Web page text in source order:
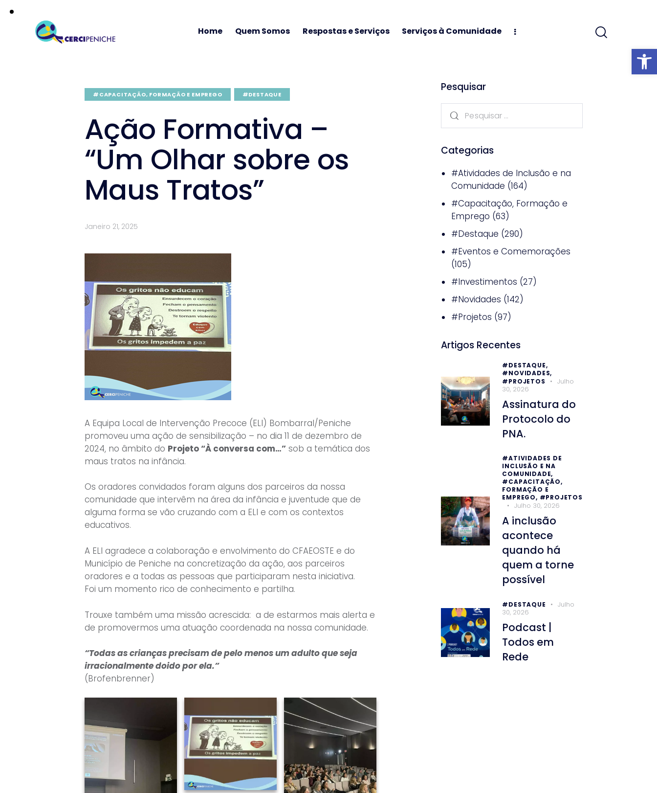
Abrir barra
Home Quem Somos Respostas e Serviços Serviços à Comunidade
#CAPACITAÇÃO, FORMAÇÃO E EMPREGO #DESTAQUE
Ação Formativa –
“Um Olhar sobre os
Maus Tratos”
Janeiro 21, 2025
A Equipa Local de Intervenção Precoce (ELI) Bombarral/Peniche
promoveu uma ação de sensibilização – no dia 11 de dezembro de
2024, no âmbito do Projeto “À conversa com…” sob a temática dos
maus tratos na infância.
Os oradores convidados foram alguns dos parceiros da nossa
comunidade que intervêm na área da infância e juventude que de
alguma forma se vão cruzando com a ELI e com os contextos
educativos.
A ELI agradece a colaboração e envolvimento do CFAEOSTE e do
Município de Peniche na concretização da ação, aos parceiros
oradores e a todas as pessoas que participaram nesta iniciativa.
Foi um momento rico de conhecimento e partilha.
Trouxe também uma missão acrescida: a de estarmos mais alerta e
de promovermos uma atuação coordenada na nossa comunidade.
“Todas as crianças precisam de pelo menos um adulto que seja
irracionalmente doido por ela.”
(Brofenbrenner)
Pesquisar
Categorias
#Atividades de Inclusão e na
Comunidade (164)
#Capacitação, Formação e
Emprego (63)
#Destaque (290)
#Eventos e Comemorações
(105)
#Investimentos (27)
#Novidades (142)
#Projetos (97)
Artigos Recentes
#DESTAQUE,
#NOVIDADES,
#PROJETOS
Julho
30, 2026
Assinatura do
Protocolo do
PNA.
#ATIVIDADES DE
INCLUSÃO E NA
COMUNIDADE,
#CAPACITAÇÃO,
FORMAÇÃO E
EMPREGO, #PROJETOS
Julho 30, 2026
A inclusão
acontece
quando há
quem a torne
possível
#DESTAQUE
Julho
30, 2026
Podcast |
Todos em
Rede